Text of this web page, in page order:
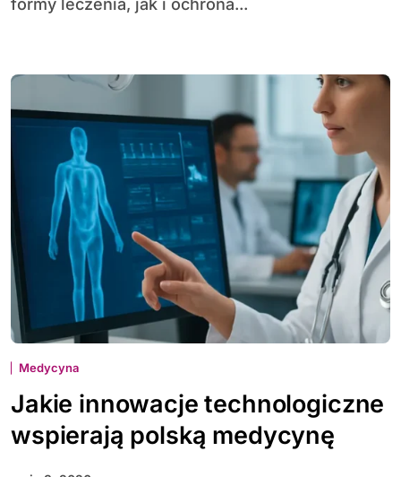
formy leczenia, jak i ochrona...
Medycyna
Jakie innowacje technologiczne
wspierają polską medycynę